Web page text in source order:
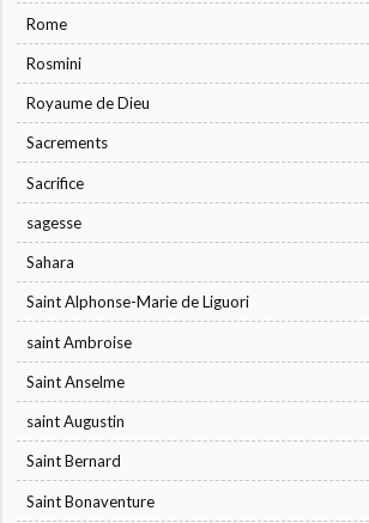
Rome
Rosmini
Royaume de Dieu
Sacrements
Sacrifice
sagesse
Sahara
Saint Alphonse-Marie de Liguori
saint Ambroise
Saint Anselme
saint Augustin
Saint Bernard
Saint Bonaventure